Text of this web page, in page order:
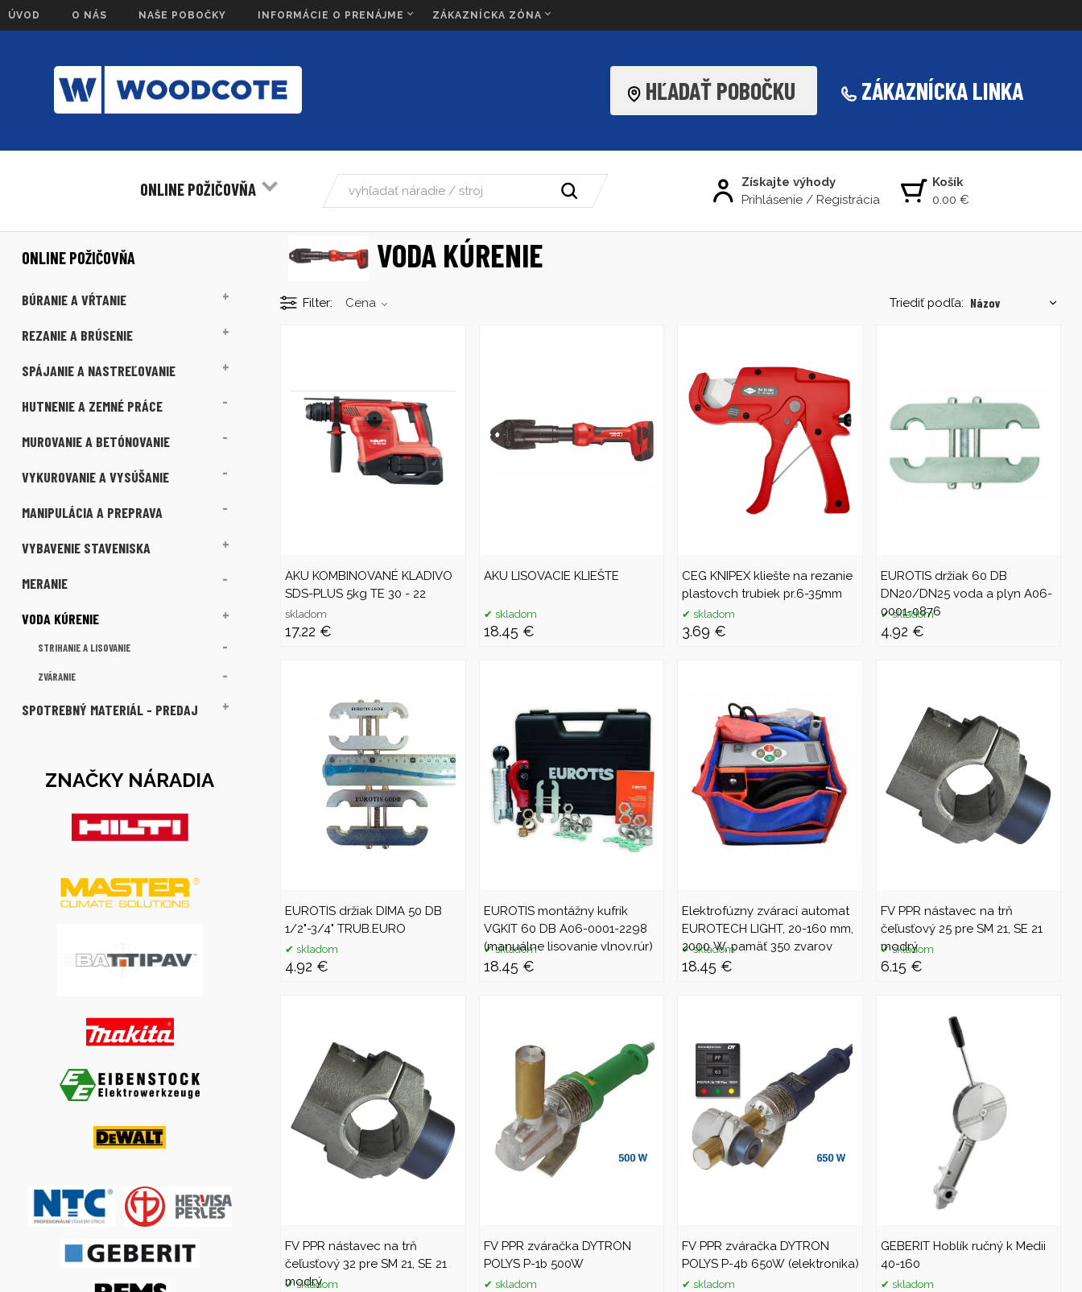
ÚVOD O NÁS NAŠE POBOČKY INFORMÁCIE O PRENÁJME ZÁKAZNÍCKA ZÓNA
HĽADAŤ POBOČKU ZÁKAZNÍCKA LINKA
ONLINE POŽIČOVŇA
Získajte výhody
Prihlásenie/ Registrácia
Košík
0.00 €
ONLINE POŽIČOVŇA
BÚRANIE A VŔTANIE
REZANIE A BRÚSENIE
SPÁJANIE A NASTREĽOVANIE
HUTNENIE A ZEMNÉ PRÁCE
MUROVANIE A BETÓNOVANIE
VYKUROVANIE A VYSÚŠANIE
MANIPULÁCIA A PREPRAVA
VYBAVENIE STAVENISKA
MERANIE
VODA KÚRENIE
STRIHANIE A LISOVANIE
ZVÁRANIE
SPOTREBNÝ MATERIÁL - PREDAJ
ZNAČKY NÁRADIA
VODA KÚRENIE
Filter Cena Triediť podľa:
AKU KOMBINOVANÉ KLADIVO
SDS-PLUS 5kg TE 30 - 22
skladom
17.22 €
AKU LISOVACIE KLIEŠTE
skladom
18.45 €
CEG KNIPEX kliešte na rezanie
plastovch trubiek pr.6-35mm
skladom
3.69 €
EUROTIS držiak 60 DB
DN20/DN25 voda a plyn A06-
0001-0876
skladom
4.92 €
EUROTIS držiak DIMA 50 DB
1/2"-3/4" TRUB.EURO
skladom
4.92 €
EUROTIS montážny kufrík
VGKIT 60 DB A06-0001-2298
(manuálne lisovanie vlnov.rúr)
skladom
18.45 €
Elektrofúzny zvárací automat
EUROTECH LIGHT, 20-160 mm,
2000 W, pamäť 350 zvarov
skladom
18.45 €
FV PPR nástavec na trň
čeľusťový 25 pre SM 21, SE 21
modrý
skladom
6.15 €
FV PPR nástavec na trň
čeľusťový 32 pre SM 21, SE 21
modrý
skladom
FV PPR zváračka DYTRON
POLYS P-1b 500W
skladom
FV PPR zváračka DYTRON
POLYS P-4b 650W (elektronika)
skladom
GEBERIT Hoblík ručný k Medii
40-160
skladom